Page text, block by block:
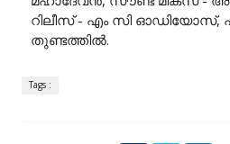
റിലീസ് - എം സി
തുണ്ടത്തിൽ.
Tags :